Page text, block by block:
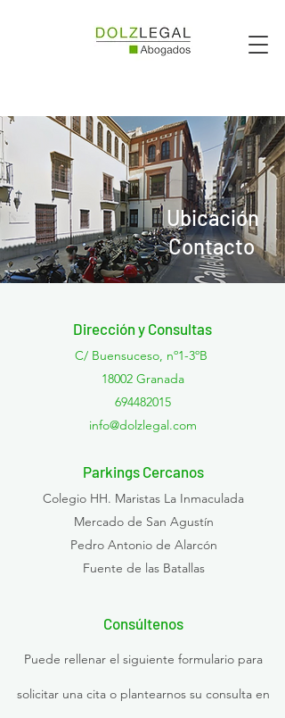
694 48 20 15-info@dolzlegal.com
C/Buensuceso, 1 - 3ºB 18002 Granada
Dirección y Consultas
C/ Buensuceso, nº1-3ºB
18002 Granada
694482015
info@dolzlegal.com
Parkings Cercanos
Colegio HH. Maristas La Inmaculada
Mercado de San Agustín
Pedro Antonio de Alarcón
Fuente de las Batallas
Consúltenos
Puede rellenar el siguiente formulario para
solicitar una cita o plantearnos su consulta en
Ubicación
Contacto